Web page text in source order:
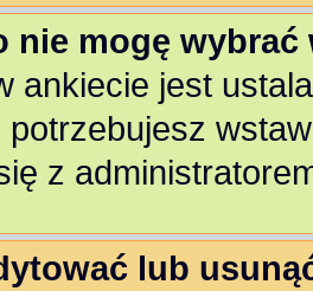
nie mogę
ankiecie jest
z
lub